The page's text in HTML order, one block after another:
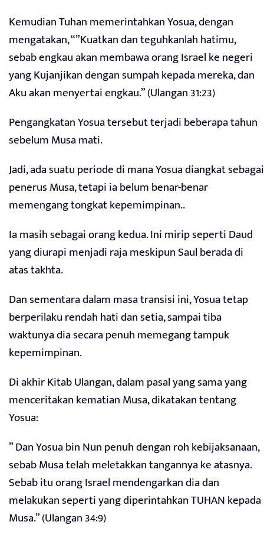
Kemudian Tuhan memerintahkan Yosua, dengan
mengatakan, “”Kuatkan dan teguhkanlah hatimu,
sebab engkau akan membawa orang Israel ke negeri
yang Kujanjikan dengan sumpah kepada mereka, dan
Aku akan menyertai engkau.” (Ulangan 31:23)
Pengangkatan Yosua tersebut terjadi beberapa tahun
sebelum Musa mati.
Jadi, ada suatu periode di mana Yosua diangkat sebagai
penerus Musa, tetapi ia belum benar-benar
memengang tongkat kepemimpinan..
Ia masih sebagai orang kedua. Ini mirip seperti Daud
yang diurapi menjadi raja meskipun Saul berada di
atas takhta.
Dan sementara dalam masa transisi ini, Yosua tetap
berperilaku rendah hati dan setia, sampai tiba
waktunya dia secara penuh memegang tampuk
kepemimpinan.
Di akhir Kitab Ulangan, dalam pasal yang sama yang
menceritakan kematian Musa, dikatakan tentang
Yosua:
” Dan Yosua bin Nun penuh dengan roh kebijaksanaan,
sebab Musa telah meletakkan tangannya ke atasnya.
Sebab itu orang Israel mendengarkan dia dan
melakukan seperti yang diperintahkan TUHAN kepada
Musa.” (Ulangan 34:9)